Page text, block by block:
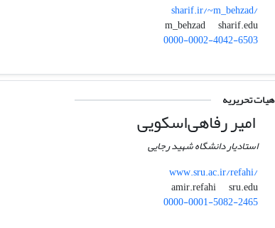
sharif.ir/~m_behzad/
m_behzad
sharif.edu
0000-0002-4042-6503
هیات تحریریه
امیر رفاهی‌اسکویی
استادیار دانشگاه شهید رجایی
www.sru.ac.ir/refahi/
amir.refahi
sru.edu
0000-0001-5082-2465